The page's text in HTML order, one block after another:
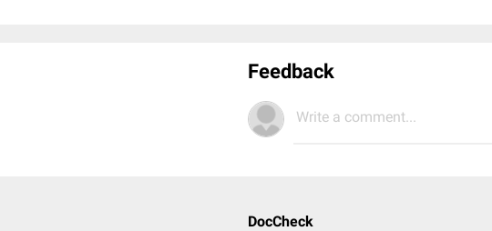
Feedback
Write a comment...
DocCheck